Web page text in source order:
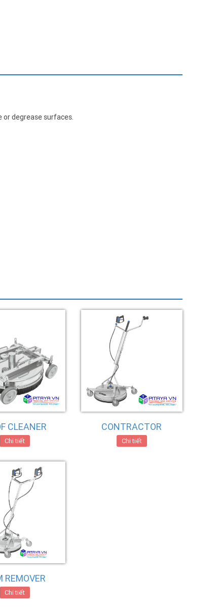
degrease surfaces.
CLEANER
Chi tiết
CONTRACTOR
Chi tiết
REMOVER
Chi tiết